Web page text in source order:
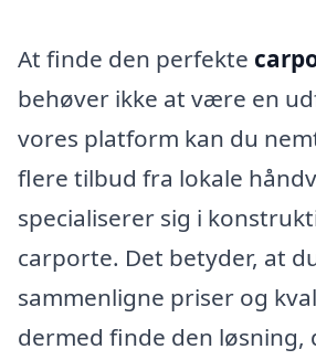
At finde den perfekte
behøver ikke at være en
vores platform kan du
flere tilbud fra lokale
specialiserer sig i
carporte. Det betyder, at
sammenligne priser og
dermed finde den løsning,